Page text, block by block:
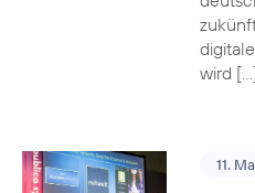
wird
11.